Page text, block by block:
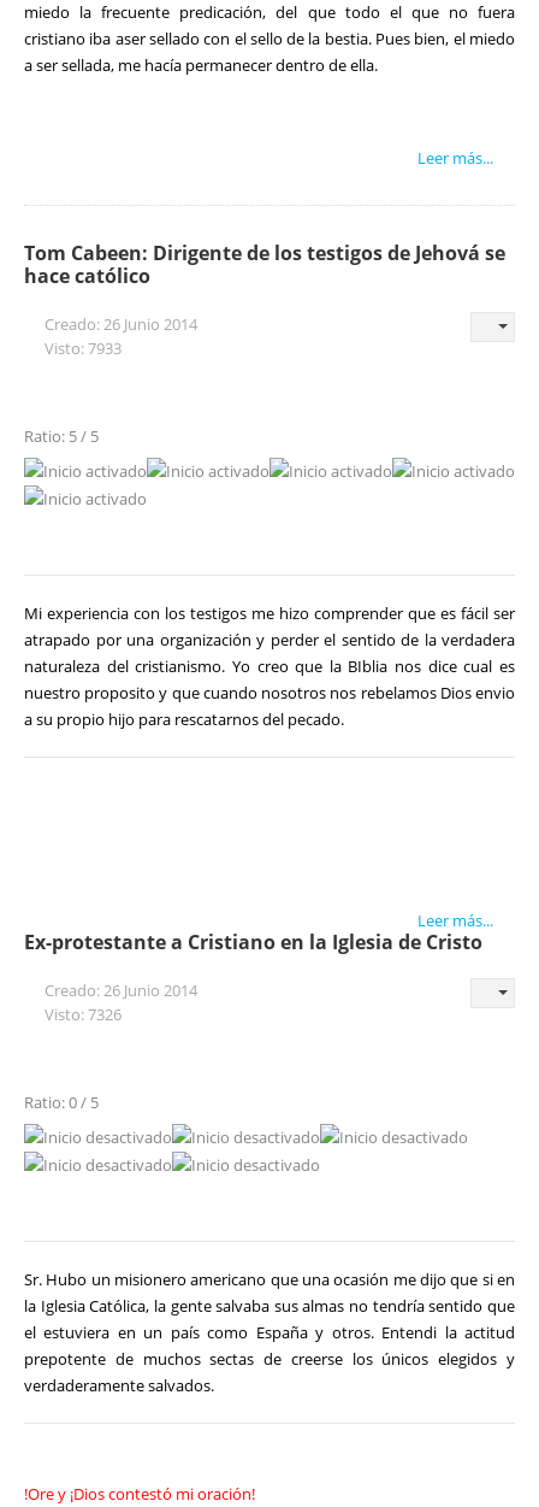
miedo la frecuente predicación, del que todo el que no fuera
cristiano iba aser sellado con el sello de la bestia. Pues bien, el miedo
a ser sellada, me hacía permanecer dentro de ella.
Leer más...
Tom Cabeen: Dirigente de los testigos de Jehová se
hace católico
Creado: 26 Junio 2014
Visto: 7933
Ratio: 5 / 5
Mi experiencia con los testigos me hizo comprender que es fácil ser
atrapado por una organización y perder el sentido de la verdadera
naturaleza del cristianismo. Yo creo que la BIblia nos dice cual es
nuestro proposito y que cuando nosotros nos rebelamos Dios envio
a su propio hijo para rescatarnos del pecado.
Leer más...
Ex-protestante a Cristiano en la Iglesia de Cristo
Creado: 26 Junio 2014
Visto: 7326
Ratio: 0 / 5
Sr. Hubo un misionero americano que una ocasión me dijo que si en
la Iglesia Católica, la gente salvaba sus almas no tendría sentido que
el estuviera en un país como España y otros. Entendi la actitud
prepotente de muchos sectas de creerse los únicos elegidos y
verdaderamente salvados.
!Ore y ¡Dios contestó mi oración!